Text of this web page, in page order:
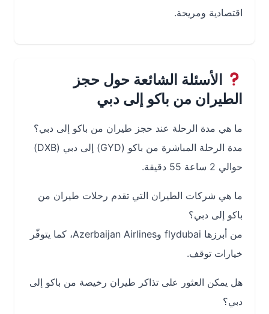
اقتصادية ومريحة.
الأسئلة الشائعة حول حجز
الطيران من باكو إلى دبي
ما هي مدة الرحلة عند حجز طيران من باكو إلى دبي؟
مدة الرحلة المباشرة من باكو (GYD) إلى دبي (DXB)
حوالي 2 ساعة 55 دقيقة.
ما هي شركات الطيران التي تقدم رحلات طيران من
باكو إلى دبي؟
من أبرزها flydubai وAzerbaijan Airlines، كما يتوفّر
خيارات توقف.
هل يمكن العثور على تذاكر طيران رخيصة من باكو إلى